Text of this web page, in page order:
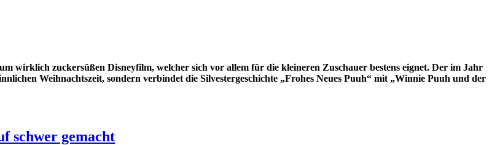
wirklich zuckersüßen Disneyfilm, welcher sich vor allem für die kleineren Zuschauer bestens eignet. Der im Jahr
Weihnachtszeit, sondern verbindet die Silvestergeschichte „Frohes Neues Puuh“ mit „Winnie Puuh und der
schwer gemacht